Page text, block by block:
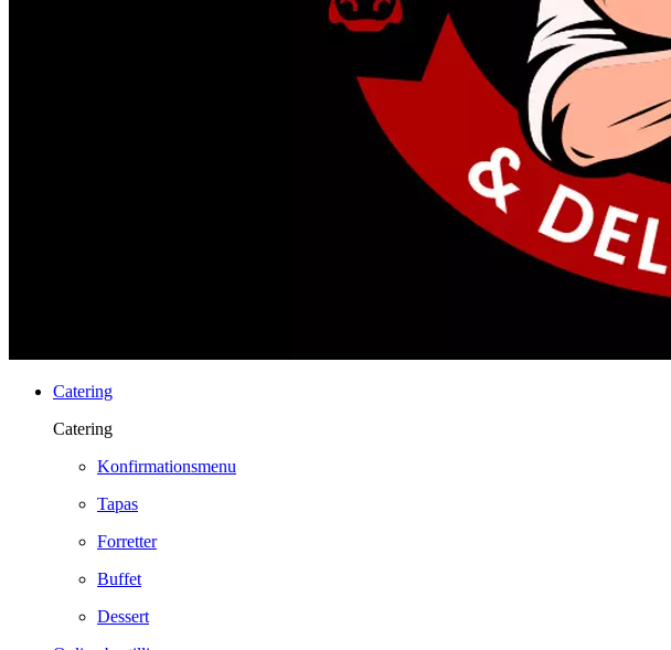
Catering
Catering
Konfirmationsmenu
Tapas
Forretter
Buffet
Dessert